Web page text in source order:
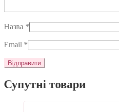
Назва *
Email *
Супутні товари